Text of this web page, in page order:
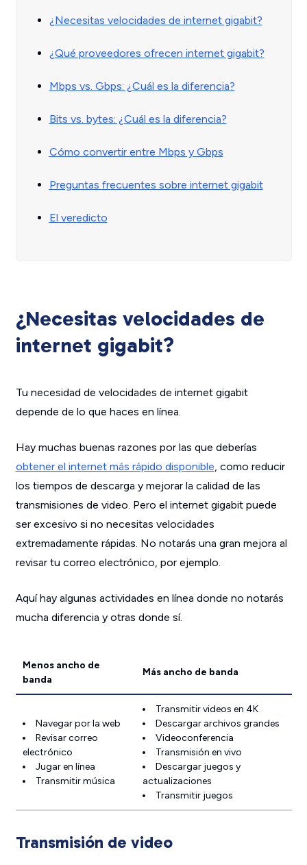
¿Necesitas velocidades de internet gigabit?
¿Qué proveedores ofrecen internet gigabit?
Mbps vs. Gbps: ¿Cuál es la diferencia?
Bits vs. bytes: ¿Cuál es la diferencia?
Cómo convertir entre Mbps y Gbps
Preguntas frecuentes sobre internet gigabit
El veredicto
¿Necesitas velocidades de
internet gigabit?
Tu necesidad de velocidades de internet gigabit
depende de lo que haces en línea.
Hay muchas buenas razones por las que deberías
obtener el internet más rápido disponible, como reducir
los tiempos de descarga y mejorar la calidad de las
transmisiones de video. Pero el internet gigabit puede
serexcesivo si no necesitas velocidades
extremadamente rápidas. No notarás una gran mejora al
revisar tu correo electrónico, por ejemplo.
Aquí hay algunas actividades en línea donde no notarás
mucha diferencia y otras donde sí.
Menos ancho de
banda
Más ancho de banda
Navegar por la web
Revisar correo
electrónico
Jugar en línea
Transmitir música
Transmitir videos en 4K
Descargar archivos grandes
Videoconferencia
Transmisión en vivo
Descargar juegos y
actualizaciones
Transmitir juegos
Transmisión de video